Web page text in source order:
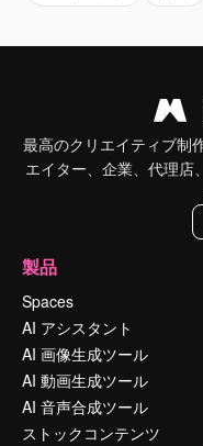
最高のクリエイティブ制
エイター、企業、代理店
製品
Spaces
AI アシスタント
AI 画像生成ツール
AI 動画生成ツール
AI 音声合成ツール
ストックコンテンツ